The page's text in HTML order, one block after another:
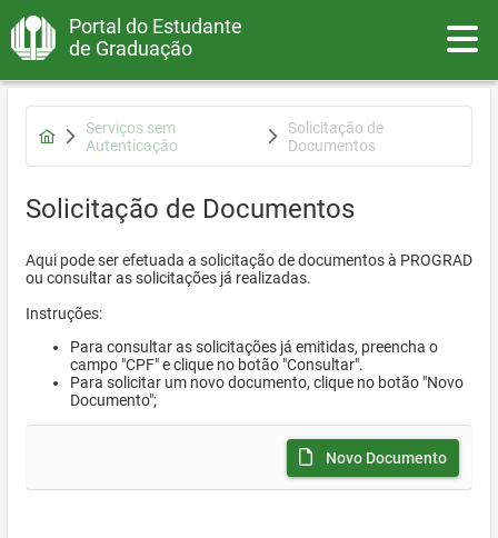
Portal do Estudante
de Graduação
Serviços sem
Autenticação
Solicitação de
Documentos
Solicitação de Documentos
Aqui pode ser efetuada a solicitação de documentos à PROGRAD
ou consultar as solicitações já realizadas.
Instruções:
Para consultar as solicitações já emitidas, preencha o
campo "CPF" e clique no botão "Consultar".
Para solicitar um novo documento, clique no botão "Novo
Documento";
Novo Documento